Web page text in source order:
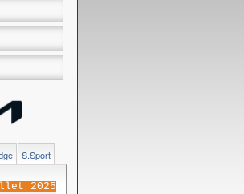
S.Sport
2025